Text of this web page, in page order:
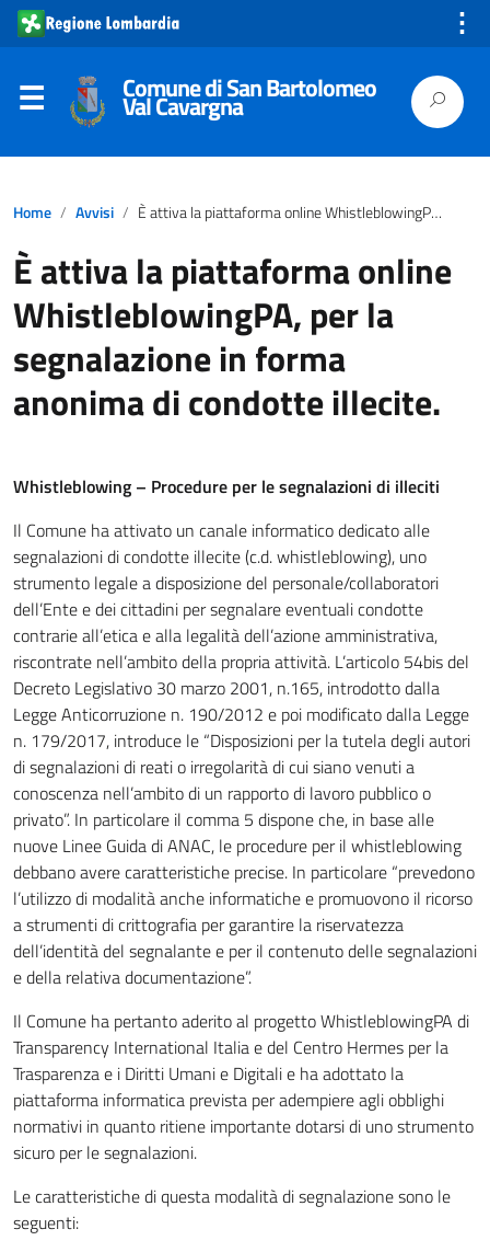
⋮
Comune di San Bartolomeo
Val Cavargna
Home Avvisi È attiva la piattaforma online WhistleblowingPA, per la segnalazione in forma anonima di condotte illecite.
È attiva la piattaforma online
WhistleblowingPA, per la
segnalazione in forma
anonima di condotte illecite.
Whistleblowing – Procedure per le segnalazioni di illeciti
Il Comune ha attivato un canale informatico dedicato alle
segnalazioni di condotte illecite (c.d. whistleblowing), uno
strumento legale a disposizione del personale/collaboratori
dell’Ente e dei cittadini per segnalare eventuali condotte
contrarie all’etica e alla legalità dell’azione amministrativa,
riscontrate nell’ambito della propria attività. L’articolo 54bis del
Decreto Legislativo 30 marzo 2001, n.165, introdotto dalla
Legge Anticorruzione n. 190/2012 e poi modificato dalla Legge
n. 179/2017, introduce le “Disposizioni per la tutela degli autori
di segnalazioni di reati o irregolarità di cui siano venuti a
conoscenza nell’ambito di un rapporto di lavoro pubblico o
privato”. In particolare il comma 5 dispone che, in base alle
nuove Linee Guida di ANAC, le procedure per il whistleblowing
debbano avere caratteristiche precise. In particolare “prevedono
l’utilizzo di modalità anche informatiche e promuovono il ricorso
a strumenti di crittografia per garantire la riservatezza
dell’identità del segnalante e per il contenuto delle segnalazioni
e della relativa documentazione”.
Il Comune ha pertanto aderito al progetto WhistleblowingPA di
Transparency International Italia e del Centro Hermes per la
Trasparenza e i Diritti Umani e Digitali e ha adottato la
piattaforma informatica prevista per adempiere agli obblighi
normativi in quanto ritiene importante dotarsi di uno strumento
sicuro per le segnalazioni.
Le caratteristiche di questa modalità di segnalazione sono le
seguenti: